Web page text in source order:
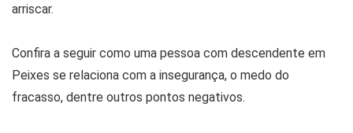
arriscar.
Confira a seguir como uma pessoa com descendente em
Peixes se relaciona com a insegurança, o medo do
fracasso, dentre outros pontos negativos.